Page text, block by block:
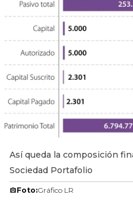
Así queda la composición
Sociedad Portafolio
Foto:Gráfico LR